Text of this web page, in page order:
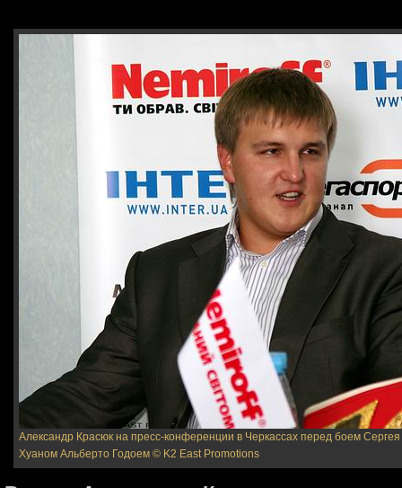
Александр Красюк на пресс-конференции в Черкассах перед боем
Хуаном Альберто Годоем © K2 East Promotions